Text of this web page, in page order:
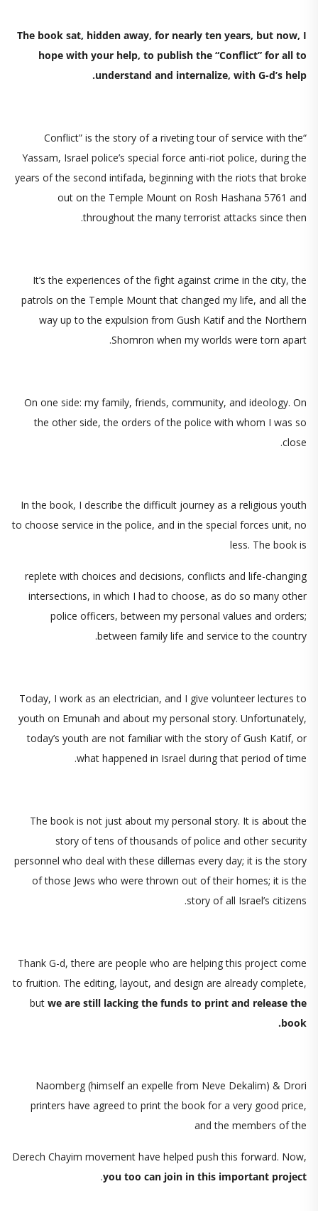
The book sat, hidden away, for nearly ten years, but now, I
hope with your help, to publish the “Conflict” for all to
understand and internalize, with G-d’s help.
“Conflict” is the story of a riveting tour of service with the
Yassam, Israel police’s special force anti-riot police, during the
years of the second intifada, beginning with the riots that broke
out on the Temple Mount on Rosh Hashana 5761 and
throughout the many terrorist attacks since then.
It’s the experiences of the fight against crime in the city, the
patrols on the Temple Mount that changed my life, and all the
way up to the expulsion from Gush Katif and the Northern
Shomron when my worlds were torn apart.
On one side: my family, friends, community, and ideology. On
the other side, the orders of the police with whom I was so
close.
In the book, I describe the difficult journey as a religious youth
to choose service in the police, and in the special forces unit, no
less. The book is
replete with choices and decisions, conflicts and life-changing
intersections, in which I had to choose, as do so many other
police officers, between my personal values and orders;
between family life and service to the country.
Today, I work as an electrician, and I give volunteer lectures to
youth on Emunah and about my personal story. Unfortunately,
today’s youth are not familiar with the story of Gush Katif, or
what happened in Israel during that period of time.
The book is not just about my personal story. It is about the
story of tens of thousands of police and other security
personnel who deal with these dillemas every day; it is the story
of those Jews who were thrown out of their homes; it is the
story of all Israel’s citizens.
Thank G-d, there are people who are helping this project come
to fruition. The editing, layout, and design are already complete,
but we are still lacking the funds to print and release the
book.
Naomberg (himself an expelle from Neve Dekalim) & Drori
printers have agreed to print the book for a very good price,
and the members of the
Derech Chayim movement have helped push this forward. Now,
you too can join in this important project
.